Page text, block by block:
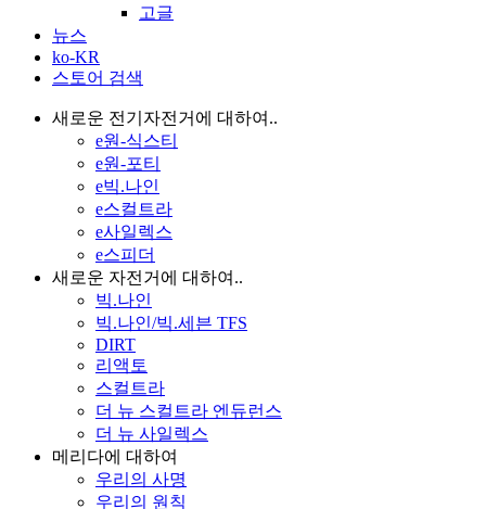
고글
뉴스
ko-KR
스토어 검색
새로운 전기자전거에 대하여..
e원-식스티
e원-포티
e빅.나인
e스컬트라
e사일렉스
e스피더
새로운 자전거에 대하여..
빅.나인
빅.나인/빅.세븐 TFS
DIRT
리액토
스컬트라
더 뉴 스컬트라 엔듀런스
더 뉴 사일렉스
메리다에 대하여
우리의 사명
우리의 원칙